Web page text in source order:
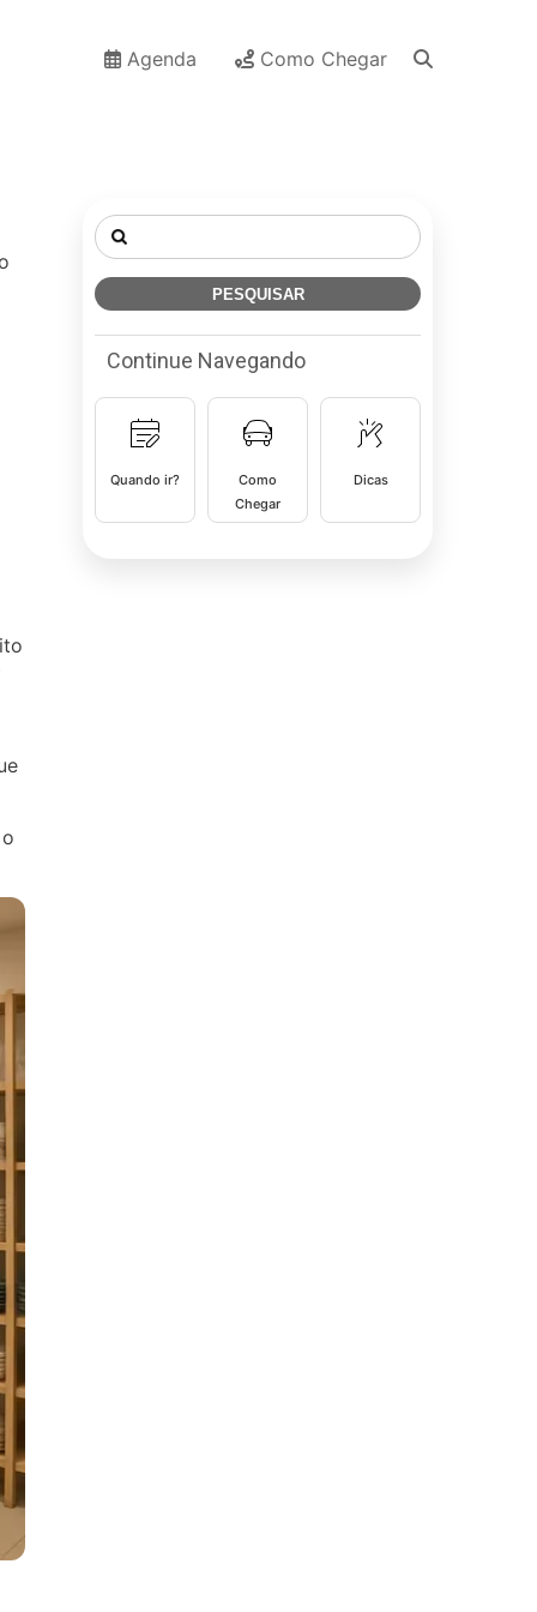
Agenda Como Chegar
Pesquisar
por:
Continue Navegando
Quando ir?
Como
Chegar
Dicas